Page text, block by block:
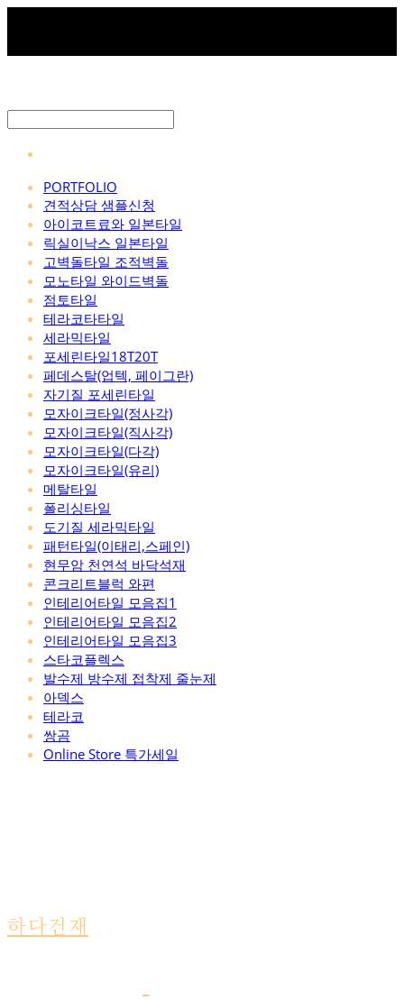
PORTFOLIO
견적상담 샘플신청
아이코트료와 일본타일
릭실이낙스 일본타일
고벽돌타일 조적벽돌
모노타일 와이드벽돌
점토타일
테라코타타일
세라믹타일
포세린타일18T20T
페데스탈(업텍, 페이그란)
자기질 포세린타일
모자이크타일(정사각)
모자이크타일(직사각)
모자이크타일(다각)
모자이크타일(유리)
메탈타일
폴리싱타일
도기질 세라믹타일
패턴타일(이태리,스페인)
현무암 천연석 바닥석재
콘크리트블럭 와편
인테리어타일 모음집1
인테리어타일 모음집2
인테리어타일 모음집3
스타코플렉스
발수제 방수제 접착제 줄눈제
아덱스
테라코
쌍곰
Online Store 특가세일
하다건재